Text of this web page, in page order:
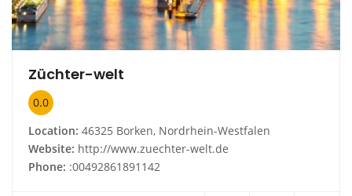
Züchter-welt
0.0
Location: 46325 Borken, Nordrhein-Westfalen
Website: http://www.zuechter-welt.de
Phone: :00492861891142